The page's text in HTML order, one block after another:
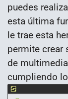
puedes
esta última
le trae esta
permite crear
de
cumpliendo